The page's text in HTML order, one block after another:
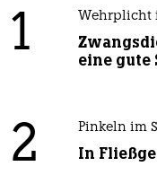
1 Wehrplicht
eine gute
2 Pinkeln im
In